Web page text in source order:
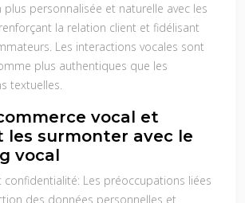
plus personnalisée et naturelle avec les
la relation client et fidélisant
Les interactions vocales sont
plus authentiques que les
textuelles.
vocal et
les surmonter avec le
vocal
confidentialité: Les préoccupations liées
des données personnelles et